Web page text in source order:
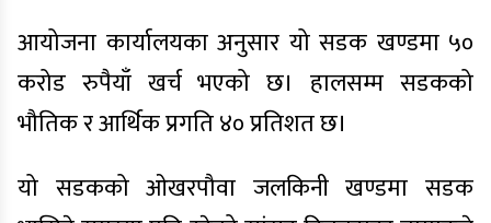
आयोजना कार्यालयका अनुसार यो सडक खण्डमा ५०
करोड रुपैयाँ खर्च भएको छ। हालसम्म सडकको
भौतिक र आर्थिक प्रगति ४० प्रतिशत छ।
यो सडकको ओखरपौवा जलकिनी खण्डमा सडक